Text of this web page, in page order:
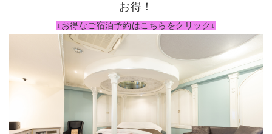
お得！
↓お得なご宿泊予約はこちらをクリック↓